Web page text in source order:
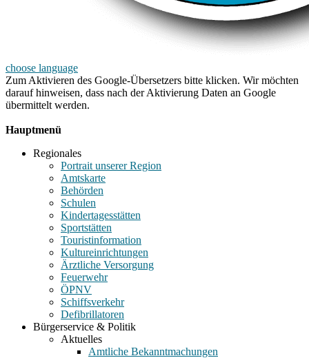
choose language
Zum Aktivieren des Google-Übersetzers bitte klicken. Wir möchten
darauf hinweisen, dass nach der Aktivierung Daten an Google
übermittelt werden.
Hauptmenü
Regionales
Portrait unserer Region
Amtskarte
Behörden
Schulen
Kindertagesstätten
Sportstätten
Touristinformation
Kultureinrichtungen
Ärztliche Versorgung
Feuerwehr
ÖPNV
Schiffsverkehr
Defibrillatoren
Bürgerservice & Politik
Aktuelles
Amtliche Bekanntmachungen